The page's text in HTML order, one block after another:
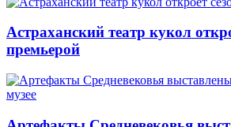
Астраханский театр кукол
премьерой